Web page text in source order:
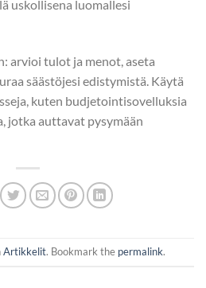
uskollisena luomallesi
arvioi tulot ja menot, aseta
säästöjesi edistymistä. Käytä
kuten budjetointisovelluksia
jotka auttavat pysymään
Artikkelit. Bookmark the permalink.